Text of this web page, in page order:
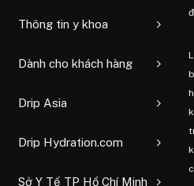
Thông tin y khoa
Dành cho khách hàng
Drip Asia
Drip Hydration.com
Sở Y Tế TP Hồ Chí Minh